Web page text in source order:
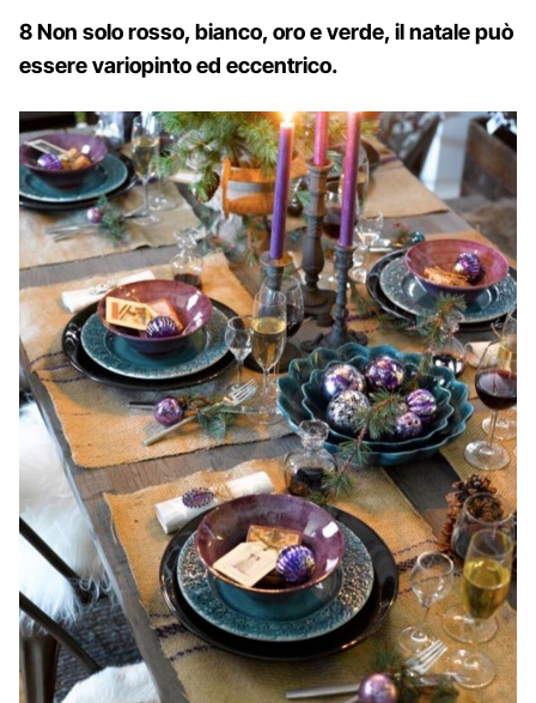
8 Non solo rosso, bianco, oro e verde, il natale può
essere variopinto ed eccentrico.